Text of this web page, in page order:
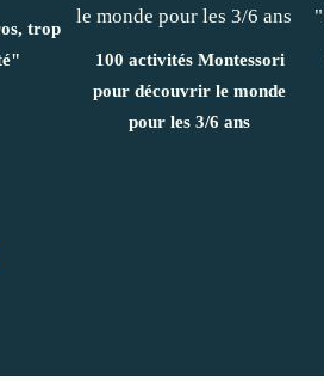
trop
100 activités Montessori
pour découvrir le monde
pour les 3/6 ans